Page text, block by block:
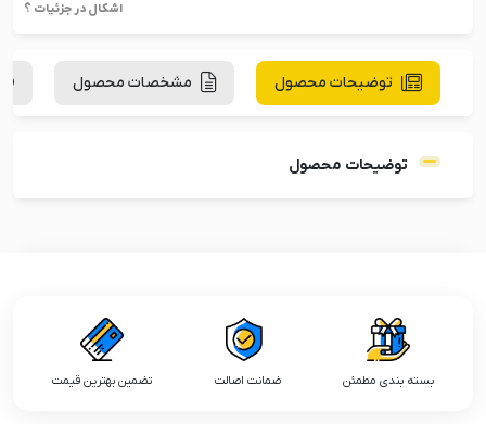
اشکال در جزئیات ؟
توضیحات محصول مشخصات محصول
توضیحات محصول
بسته بندی مطمئن ضمانت اصالت تضمین بهترین قیمت